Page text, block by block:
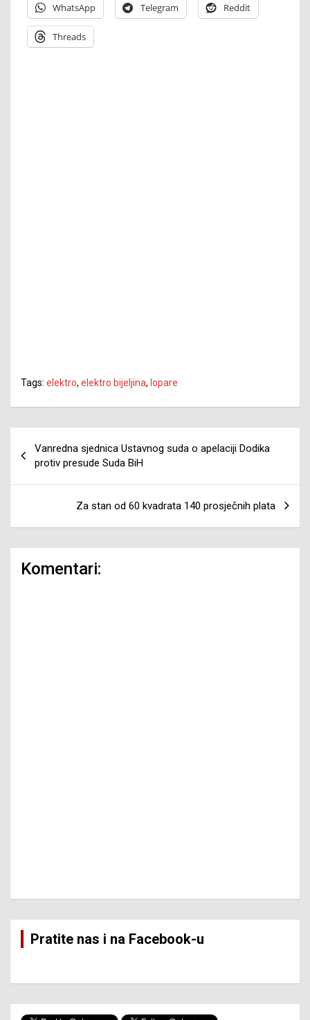
WhatsApp Telegram Reddit
Threads
Tags: elektro, elektro bijeljina, lopare
članaka
Vanredna sjednica Ustavnog suda o apelaciji Dodika
protiv presude Suda BiH
Za stan od 60 kvadrata 140 prosječnih plata
Komentari:
Pratite nas i na Facebook-u